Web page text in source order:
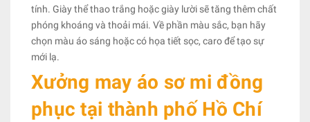
tính. Giày thể thao trắng hoặc giày lười sẽ tăng thêm chất
phóng khoáng và thoải mái. Về phần màu sắc, bạn hãy
chọn màu áo sáng hoặc có họa tiết sọc, caro để tạo sự
mới lạ.
Xưởng may áo sơ mi đồng
phục tại thành phố Hồ Chí